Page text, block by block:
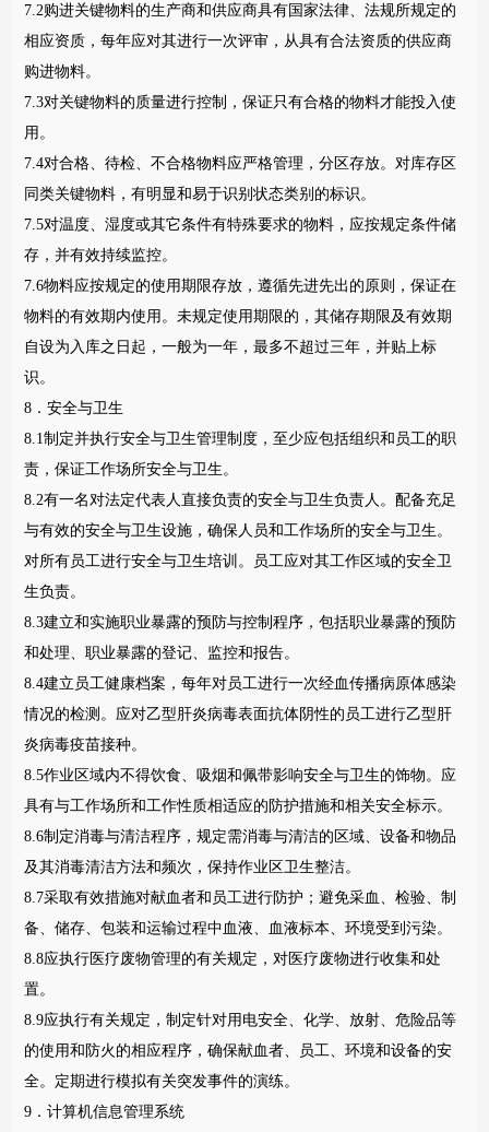
7.2购进关键物料的生产商和供应商具有国家法律、法规所规定的
相应资质，每年应对其进行一次评审，从具有合法资质的供应商
购进物料。
7.3对关键物料的质量进行控制，保证只有合格的物料才能投入使
用。
7.4对合格、待检、不合格物料应严格管理，分区存放。对库存区
同类关键物料，有明显和易于识别状态类别的标识。
7.5对温度、湿度或其它条件有特殊要求的物料，应按规定条件储
存，并有效持续监控。
7.6物料应按规定的使用期限存放，遵循先进先出的原则，保证在
物料的有效期内使用。未规定使用期限的，其储存期限及有效期
自设为入库之日起，一般为一年，最多不超过三年，并贴上标
识。
8．安全与卫生
8.1制定并执行安全与卫生管理制度，至少应包括组织和员工的职
责，保证工作场所安全与卫生。
8.2有一名对法定代表人直接负责的安全与卫生负责人。配备充足
与有效的安全与卫生设施，确保人员和工作场所的安全与卫生。
对所有员工进行安全与卫生培训。员工应对其工作区域的安全卫
生负责。
8.3建立和实施职业暴露的预防与控制程序，包括职业暴露的预防
和处理、职业暴露的登记、监控和报告。
8.4建立员工健康档案，每年对员工进行一次经血传播病原体感染
情况的检测。应对乙型肝炎病毒表面抗体阴性的员工进行乙型肝
炎病毒疫苗接种。
8.5作业区域内不得饮食、吸烟和佩带影响安全与卫生的饰物。应
具有与工作场所和工作性质相适应的防护措施和相关安全标示。
8.6制定消毒与清洁程序，规定需消毒与清洁的区域、设备和物品
及其消毒清洁方法和频次，保持作业区卫生整洁。
8.7采取有效措施对献血者和员工进行防护；避免采血、检验、制
备、储存、包装和运输过程中血液、血液标本、环境受到污染。
8.8应执行医疗废物管理的有关规定，对医疗废物进行收集和处
置。
8.9应执行有关规定，制定针对用电安全、化学、放射、危险品等
的使用和防火的相应程序，确保献血者、员工、环境和设备的安
全。定期进行模拟有关突发事件的演练。
9．计算机信息管理系统